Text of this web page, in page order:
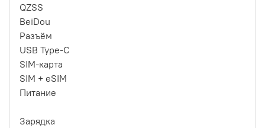
QZSS
BeiDou
Разъём
USB Type-C
SIM-карта
SIM + eSIM
Питание
Зарядка